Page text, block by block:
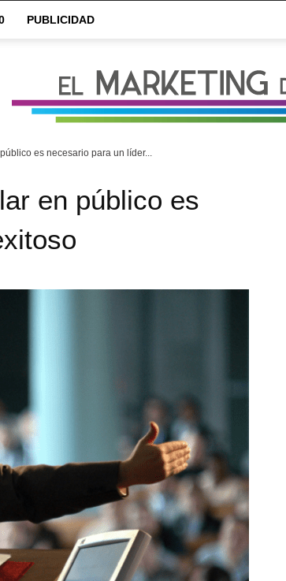
PUBLICIDAD
es necesario para un líder...
en público es